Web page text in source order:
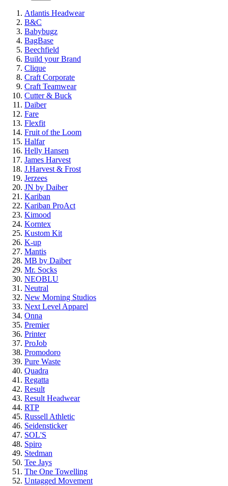
Atlantis Headwear
B&C
Babybugz
BagBase
Beechfield
Build your Brand
Clique
Craft Corporate
Craft Teamwear
Cutter & Buck
Daiber
Fare
Flexfit
Fruit of the Loom
Halfar
Helly Hansen
James Harvest
J.Harvest & Frost
Jerzees
JN by Daiber
Kariban
Kariban ProAct
Kimood
Korntex
Kustom Kit
K-up
Mantis
MB by Daiber
Mr. Socks
NEOBLU
Neutral
New Morning Studios
Next Level Apparel
Onna
Premier
Printer
ProJob
Promodoro
Pure Waste
Quadra
Regatta
Result
Result Headwear
RTP
Russell Athletic
Seidensticker
SOL'S
Spiro
Stedman
Tee Jays
The One Towelling
Untagged Movement